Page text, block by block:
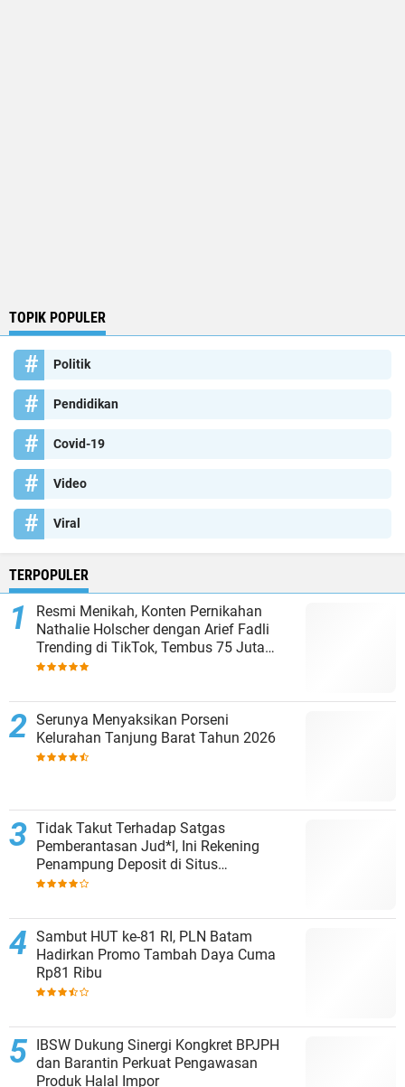
TOPIK POPULER
Politik
Pendidikan
Covid-19
Video
Viral
TERPOPULER
Resmi Menikah, Konten Pernikahan
Nathalie Holscher dengan Arief Fadli
Trending di TikTok, Tembus 75 Juta
Penonton
Serunya Menyaksikan Porseni
Kelurahan Tanjung Barat Tahun 2026
Tidak Takut Terhadap Satgas
Pemberantasan Jud*l, Ini Rekening
Penampung Deposit di Situs
MENARA4D
Sambut HUT ke-81 RI, PLN Batam
Hadirkan Promo Tambah Daya Cuma
Rp81 Ribu
IBSW Dukung Sinergi Kongkret BPJPH
dan Barantin Perkuat Pengawasan
Produk Halal Impor